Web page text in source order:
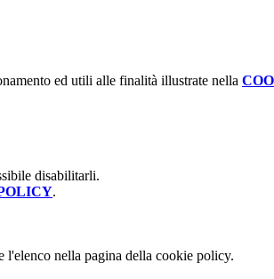
ed utili alle finalità illustrate nella
disabilitarli.
.
l'elenco nella pagina della cookie policy.